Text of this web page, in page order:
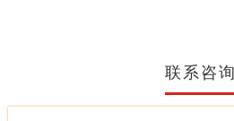
联系咨询